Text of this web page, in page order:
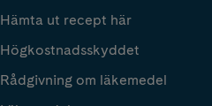
Hämta ut recept här
Högkostnadsskyddet
Rådgivning om läkemedel